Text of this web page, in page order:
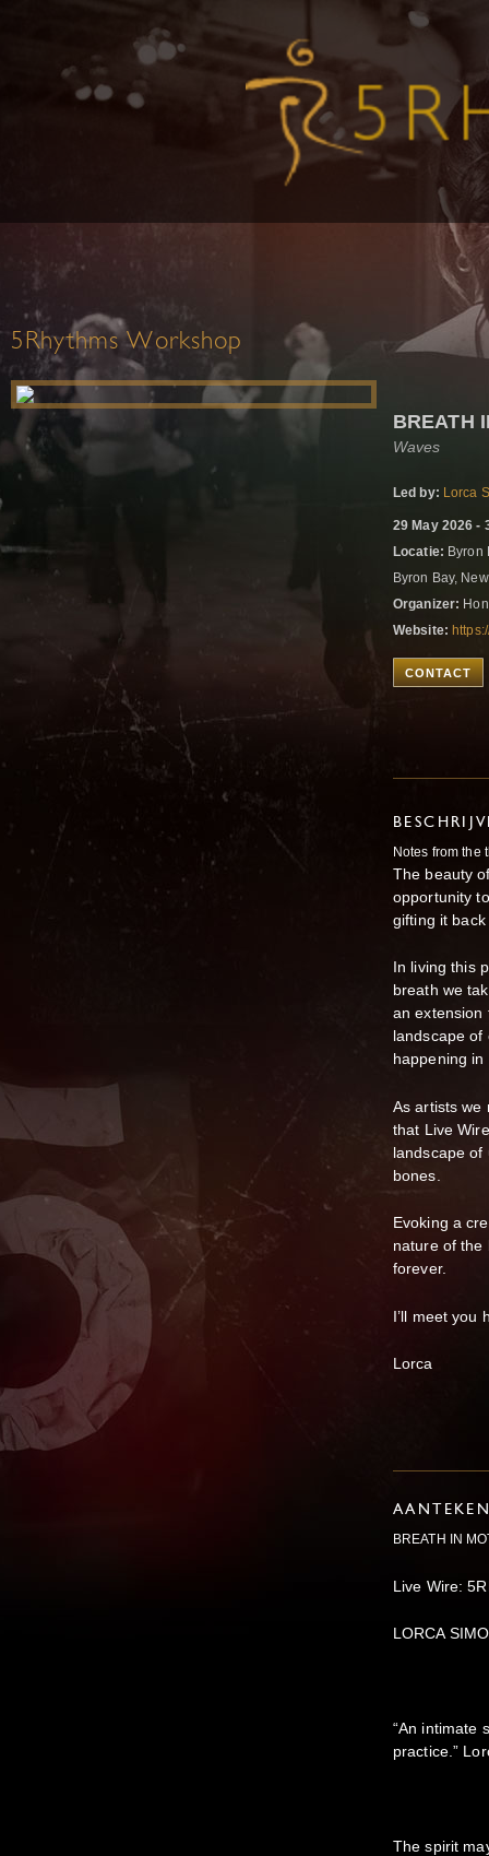
5Rhythms Workshop
BREATH
Waves
Led by: Lorca
29 May 2026 -
Locatie: Byron
Byron Bay,
Organizer:
Website:
CONTACT
Notes from the
The beauty
opportunity
gifting it
In living this
breath we
an extension
landscape of
happening
As artists we
that Live
landscape of
bones.
Evoking a
nature of the
forever.
I’ll meet you
Lorca
BREATH IN
Live Wire:
LORCA
“An intimate
practice.”
The spirit